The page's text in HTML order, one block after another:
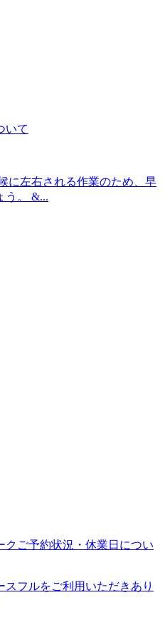
いて
に左右される作業のため、早
う。 &...
クご予約状況・休業日につい
スフルをご利用いただきあり